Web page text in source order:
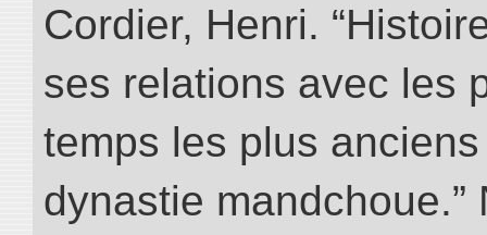
Cordier, Henri.
ses relations avec les
temps les plus
dynastie mandchoue.”